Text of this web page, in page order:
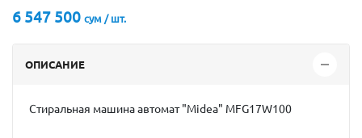
6 547 500 сум / шт.
ОПИСАНИЕ
Стиральная машина автомат "Midea" MFG17W100